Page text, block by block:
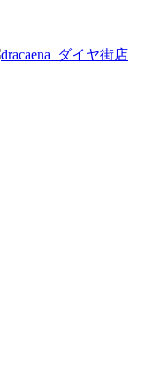
dracaena_ダイヤ街店